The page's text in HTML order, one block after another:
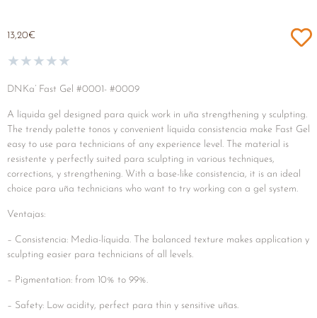
13,20€
★★★★★
DNKa’ Fast Gel #0001- #0009
A líquida gel designed para quick work in uña strengthening y sculpting.
The trendy palette tonos y convenient líquida consistencia make Fast Gel
easy to use para technicians of any experience level. The material is
resistente y perfectly suited para sculpting in various techniques,
corrections, y strengthening. With a base-like consistencia, it is an ideal
choice para uña technicians who want to try working con a gel system.
Ventajas:
– Consistencia: Media-líquida. The balanced texture makes application y
sculpting easier para technicians of all levels.
– Pigmentation: from 10% to 99%.
– Safety: Low acidity, perfect para thin y sensitive uñas.